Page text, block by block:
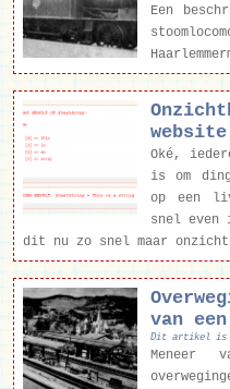
Een
website
Oké,
is om
op een
snel even
dit nu zo snel maar
van
Dit artikel is
Meneer